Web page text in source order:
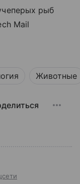
рыб
Mail
Животные